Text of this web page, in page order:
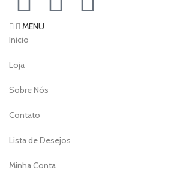
MENU
Início
Loja
Sobre Nós
Contato
Lista de Desejos
Minha Conta